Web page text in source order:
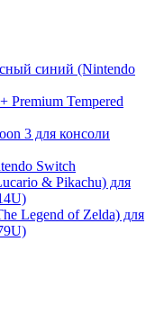
синий (Nintendo
Premium Tempered
3 для консоли
Switch
& Pikachu) для
Legend of Zelda) для